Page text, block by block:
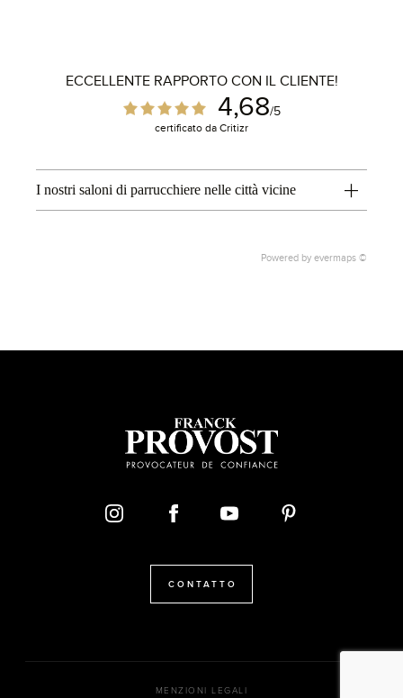
1
ECCELLENTE RAPPORTO CON IL CLIENTE!
4,68/5
certificato da Critizr
I nostri saloni di parrucchiere nelle città vicine
Powered by evermaps ©
CONTATTO
MENZIONI LEGALI